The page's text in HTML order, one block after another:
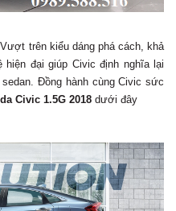
trên kiểu dáng phá cách, khả
hiện đại giúp Civic định nghĩa lại
Đồng hành cùng Civic sức
Civic 1.5G 2018 dưới đây